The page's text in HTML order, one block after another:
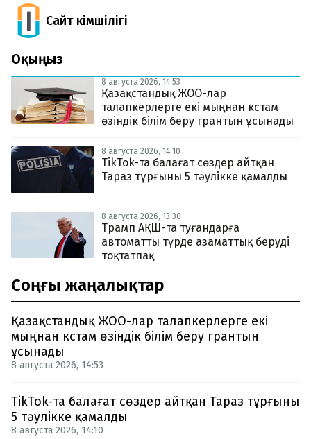
Сайт Әкімшілігі
Оқыңыз
8 августа 2026, 14:53
Қазақстандық ЖОО-лар
талапкерлерге екі мыңнан кстам
өзіндік білім беру грантын ұсынады
8 августа 2026, 14:10
TikTok-та балағат сөздер айтқан
Тараз тұрғыны 5 тәулікке қамалды
8 августа 2026, 13:30
Трамп АҚШ-та туғандарға
автоматты түрде азаматтық беруді
тоқтатпақ
Соңғы жаңалықтар
Қазақстандық ЖОО-лар талапкерлерге екі
мыңнан кстам өзіндік білім беру грантын
ұсынады
8 августа 2026, 14:53
TikTok-та балағат сөздер айтқан Тараз тұрғыны
5 тәулікке қамалды
8 августа 2026, 14:10